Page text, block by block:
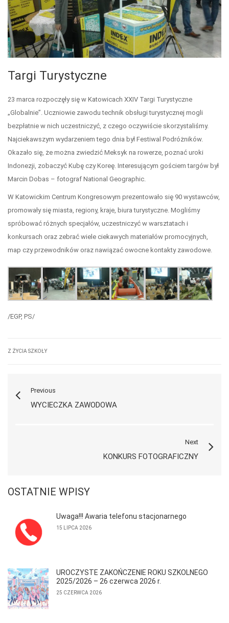
Targi Turystyczne
23 marca rozpoczęły się w Katowicach XXIV Targi Turystyczne
„Globalnie”. Uczniowie zawodu technik obsługi turystycznej mogli
bezpłatnie w nich uczestniczyć, z czego oczywiście skorzystaliśmy.
Najciekawszym wydarzeniem tego dnia był Festiwal Podróżników.
Okazało się, że można zwiedzić Meksyk na rowerze, poznać uroki
Indonezji, zobaczyć Kubę czy Koreę. Interesującym gościem targów był
Marcin Dobas – fotograf National Geographic.
W Katowickim Centrum Kongresowym prezentowało się 90 wystawców,
promowały się miasta, regiony, kraje, biura turystyczne. Mogliśmy
spróbować różnych specjałów, uczestniczyć w warsztatach i
konkursach oraz zebrać wiele ciekawych materiałów promocyjnych,
map czy przewodników oraz nawiązać owocne kontakty zawodowe.
/EGP, PS/
Z ŻYCIA SZKOŁY
Previous
WYCIECZKA ZAWODOWA
Next
KONKURS FOTOGRAFICZNY
OSTATNIE WPISY
Uwaga!!! Awaria telefonu stacjonarnego
15 LIPCA 2026
UROCZYSTE ZAKOŃCZENIE ROKU SZKOLNEGO
2025/2026 – 26 czerwca 2026 r.
25 CZERWCA 2026